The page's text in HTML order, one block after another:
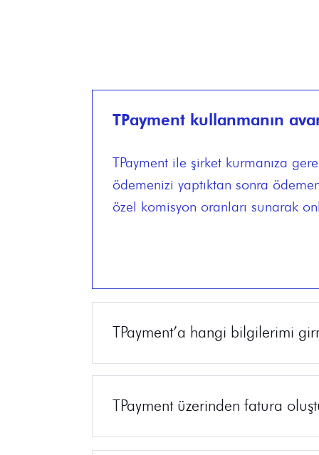
TPayment kullanmanın
TPayment ile şirket kurmanıza
ödemenizi yaptıktan sonra
özel komisyon oranları sunarak
TPayment’a hangi bilgilerimi
TPayment üzerinden fatura